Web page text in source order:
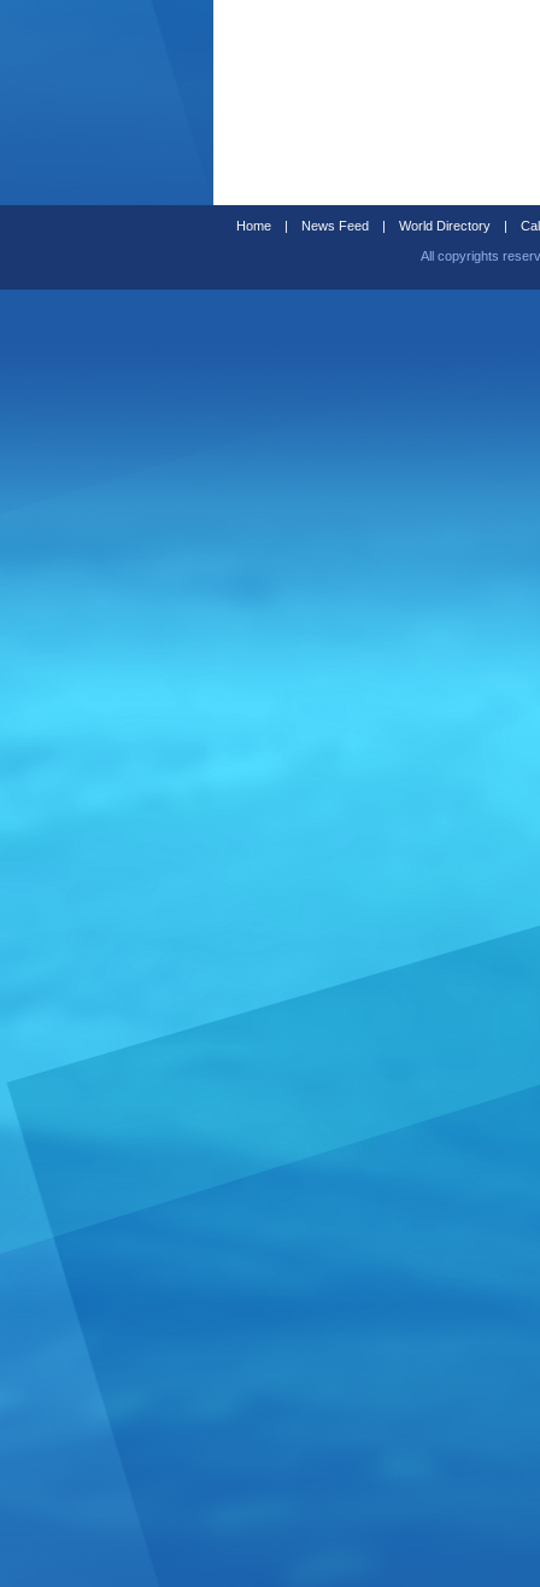
Home | News Feed | World Directory |
All copyrights